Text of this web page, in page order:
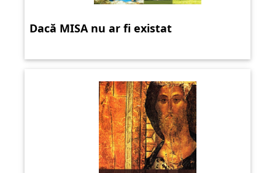
Dacă MISA nu ar fi existat